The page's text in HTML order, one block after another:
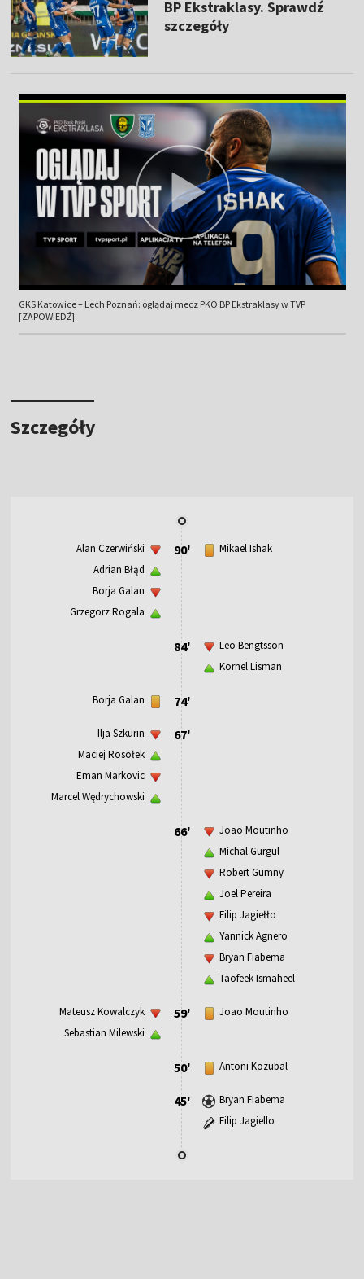
BP Ekstraklasy. Sprawdź
szczegóły
GKS Katowice – Lech Poznań: oglądaj mecz PKO BP Ekstraklasy w TVP
[ZAPOWIEDŹ]
Szczegóły
90'
Alan Czerwiński
Adrian Błąd
Borja Galan
Grzegorz Rogala
Mikael Ishak
84'
Leo Bengtsson
Kornel Lisman
74'
Borja Galan
67'
Ilja Szkurin
Maciej Rosołek
Eman Markovic
Marcel Wędrychowski
66'
Joao Moutinho
Michal Gurgul
Robert Gumny
Joel Pereira
Filip Jagiełło
Yannick Agnero
Bryan Fiabema
Taofeek Ismaheel
59'
Mateusz Kowalczyk
Sebastian Milewski
Joao Moutinho
50' Antoni Kozubal
45'
Bryan Fiabema
Filip Jagiello